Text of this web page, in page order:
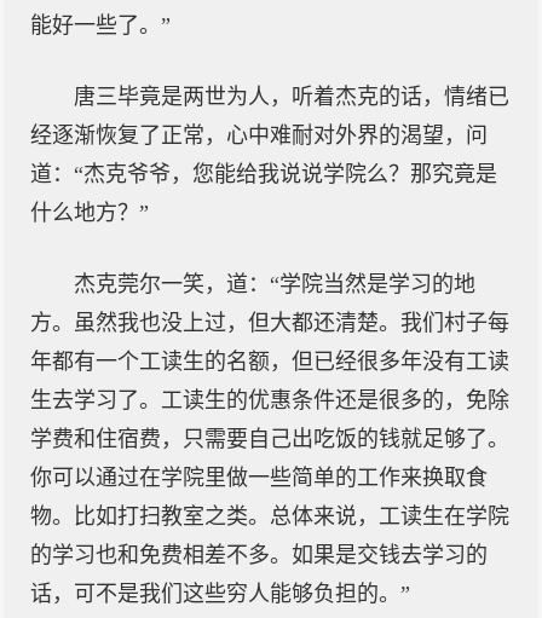
能好一些了。”
唐三毕竟是两世为人，听着杰克的话，情绪已
经逐渐恢复了正常，心中难耐对外界的渴望，问
道：“杰克爷爷，您能给我说说学院么？那究竟是
什么地方？”
杰克莞尔一笑，道：“学院当然是学习的地
方。虽然我也没上过，但大都还清楚。我们村子每
年都有一个工读生的名额，但已经很多年没有工读
生去学习了。工读生的优惠条件还是很多的，免除
学费和住宿费，只需要自己出吃饭的钱就足够了。
你可以通过在学院里做一些简单的工作来换取食
物。比如打扫教室之类。总体来说，工读生在学院
的学习也和免费相差不多。如果是交钱去学习的
话，可不是我们这些穷人能够负担的。”